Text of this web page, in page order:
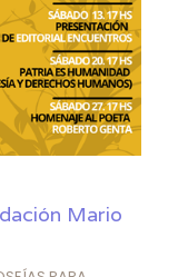
Mario